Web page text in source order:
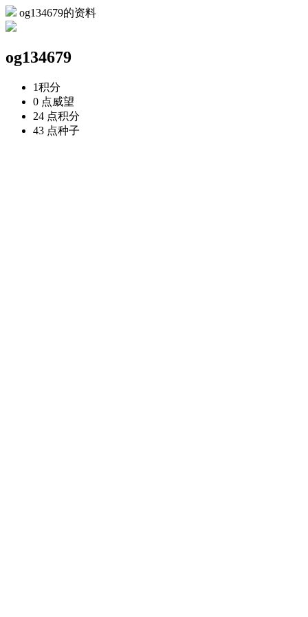
og134679的资料
og134679
1积分
0 点威望
24 点积分
43 点种子